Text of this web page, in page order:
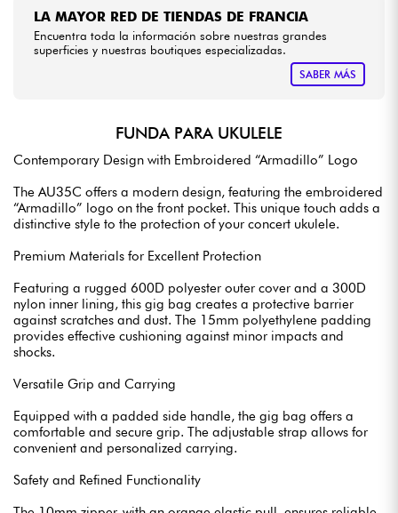
LA MAYOR RED DE TIENDAS DE FRANCIA
Encuentra toda la información sobre nuestras grandes
superficies y nuestras boutiques especializadas.
SABER MÁS
FUNDA PARA UKULELE
Contemporary Design with Embroidered “Armadillo” Logo
The AU35C offers a modern design, featuring the embroidered
“Armadillo” logo on the front pocket. This unique touch adds a
distinctive style to the protection of your concert ukulele.
Premium Materials for Excellent Protection
Featuring a rugged 600D polyester outer cover and a 300D
nylon inner lining, this gig bag creates a protective barrier
against scratches and dust. The 15mm polyethylene padding
provides effective cushioning against minor impacts and
shocks.
Versatile Grip and Carrying
Equipped with a padded side handle, the gig bag offers a
comfortable and secure grip. The adjustable strap allows for
convenient and personalized carrying.
Safety and Refined Functionality